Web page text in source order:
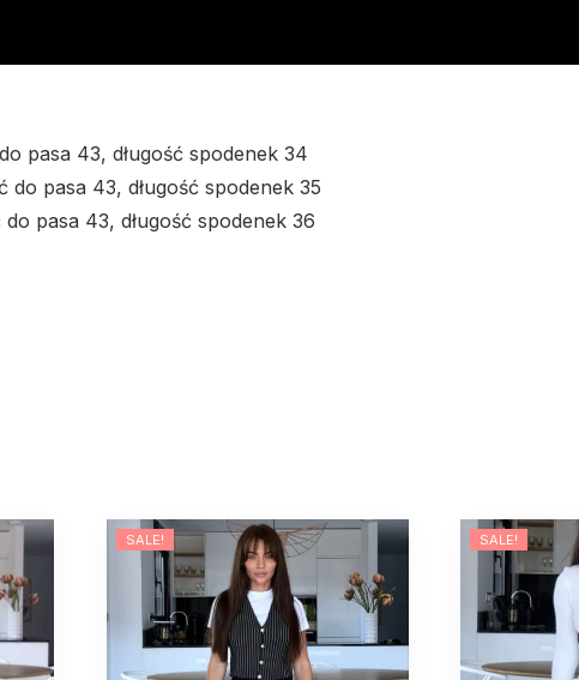
pasa 43, długość spodenek 34
do pasa 43, długość spodenek 35
pasa 43, długość spodenek 36
SALE! SALE!